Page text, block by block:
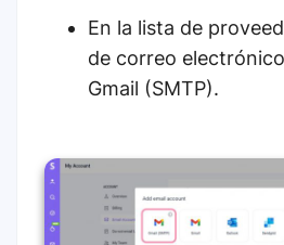
En la lista de
de correo
Gmail (SMTP).